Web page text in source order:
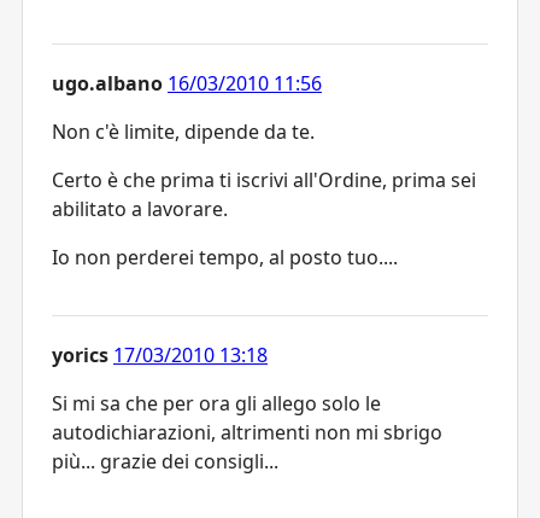
ugo.albano 16/03/2010 11:56
Non c'è limite, dipende da te.
Certo è che prima ti iscrivi all'Ordine, prima sei
abilitato a lavorare.
Io non perderei tempo, al posto tuo....
yorics 17/03/2010 13:18
Si mi sa che per ora gli allego solo le
autodichiarazioni, altrimenti non mi sbrigo
più... grazie dei consigli...